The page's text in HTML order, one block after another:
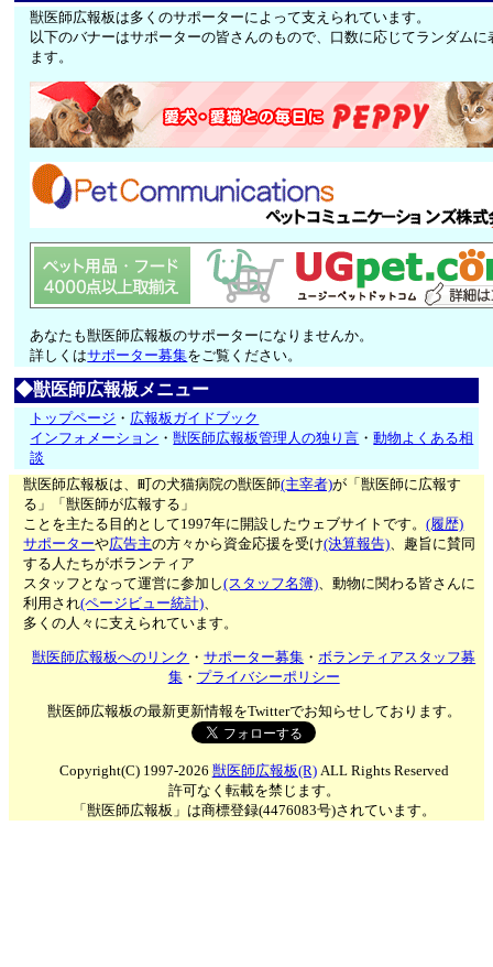
獣医師広報板は多くのサポーターによって支えられています。
以下のバナーはサポーターの皆さんのもので、口数に応じてランダムに
ます。
あなたも獣医師広報板のサポーターになりませんか。
詳しくはサポーター募集をご覧ください。
◆獣医師広報板メニュー
トップページ ・ 広報板ガイドブック
インフォメーション ・獣医師広報板管理人の独り言 ・動物よくある相
談
獣医師広報板は、町の犬猫病院の獣医師(主宰者)が「獣医師に広報す
る」「獣医師が広報する」
ことを主たる目的として1997年に開設したウェブサイトです。(履歴)
サポーターや広告主の方々から資金応援を受け(決算報告)、趣旨に賛同
する人たちがボランティア
スタッフとなって運営に参加し(スタッフ名簿)、動物に関わる皆さんに
利用され(ページビュー統計)、
多くの人々に支えられています。
獣医師広報板へのリンク ・サポーター募集 ・ボランティアスタッフ募
集・ プライバシーポリシー
獣医師広報板の最新更新情報をTwitterでお知らせしております。
Copyright(C) 1997-2026 獣医師広報板(R)ALL Rights Reserved
許可なく転載を禁じます。
「獣医師広報板」は商標登録(4476083号)されています。